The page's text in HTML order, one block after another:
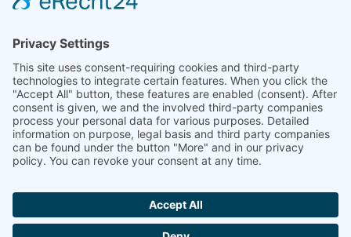
IBAN: DE27 7805 0000 0222 1672 56
Wir sind auch auf Facebook!
Hochschulseelsorge Dekanat Hof